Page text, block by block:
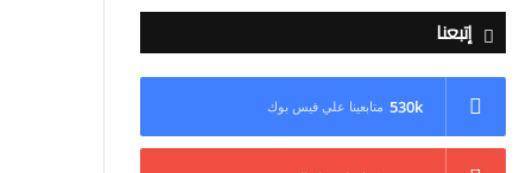
إتبعنا
530k متابعينا علي فيس بوك